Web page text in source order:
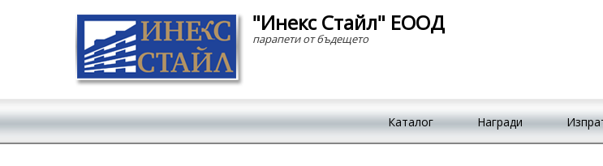
"Инекс Стайл" ЕООД
парапети от бъдещето
Каталог
Награди